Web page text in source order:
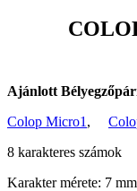
Ajánlott
Colop Micro1 ,
8 karakteres számok
Karakter mérete: 7 mm